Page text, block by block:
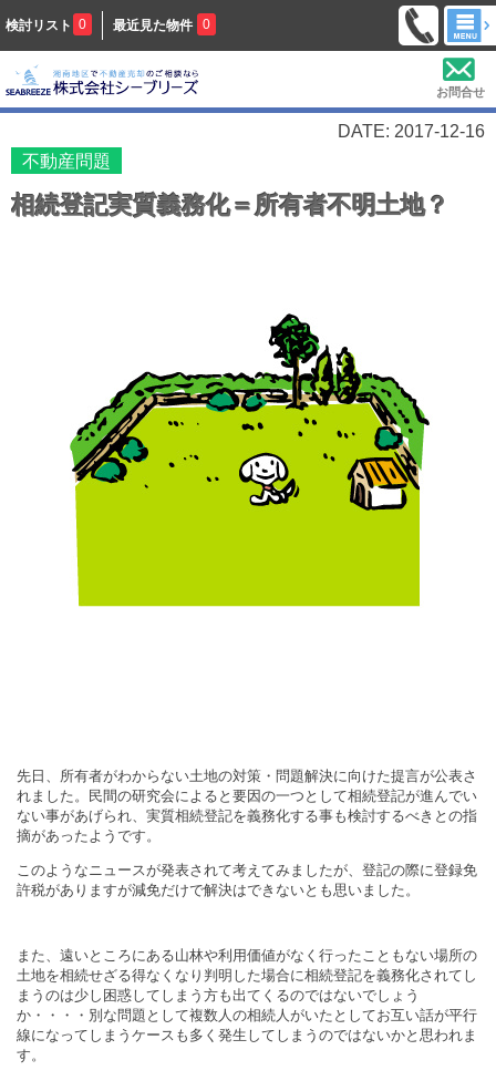
検討リスト 0 最近見た物件 0
お問合せ
DATE: 2017-12-16
不動産問題
相続登記実質義務化＝所有者不明土地？
先日、所有者がわからない土地の対策・問題解決に向けた提言が公表さ
れました。民間の研究会によると要因の一つとして相続登記が進んでい
ない事があげられ、実質相続登記を義務化する事も検討するべきとの指
摘があったようです。
このようなニュースが発表されて考えてみましたが、登記の際に登録免
許税がありますが減免だけで解決はできないとも思いました。
また、遠いところにある山林や利用価値がなく行ったこともない場所の
土地を相続せざる得なくなり判明した場合に相続登記を義務化されてし
まうのは少し困惑してしまう方も出てくるのではないでしょう
か・・・・別な問題として複数人の相続人がいたとしてお互い話が平行
線になってしまうケースも多く発生してしまうのではないかと思われま
す。